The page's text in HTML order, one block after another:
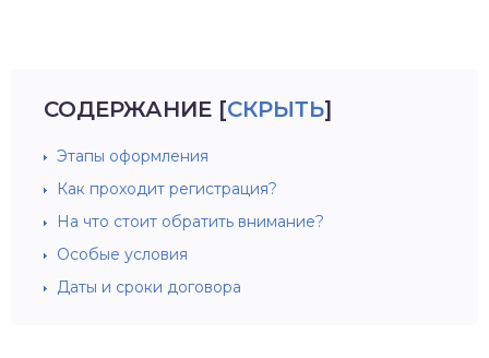
СОДЕРЖАНИЕ [СКРЫТЬ]
Этапы оформления
Как проходит регистрация?
На что стоит обратить внимание?
Особые условия
Даты и сроки договора